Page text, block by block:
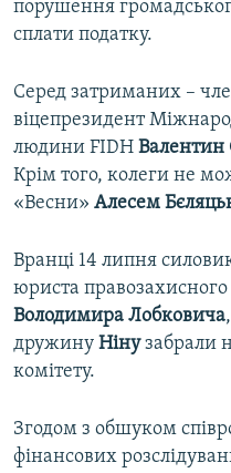
порушення
сплати податку.
Серед затриманих –
віцепрезидент
людини FIDH Валентин
Крім того, колеги не
«Весни» Алесем
Вранці 14 липня
юриста
Володимира Лобковича
дружину Нінузабрали
комітету.
Згодом з обшуком
фінансових